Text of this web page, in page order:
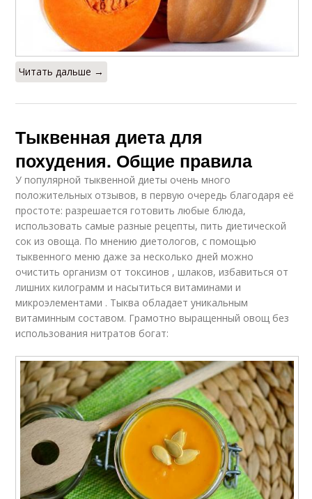
Читать дальше →
Тыквенная диета для
похудения. Общие правила
У популярной тыквенной диеты очень много
положительных отзывов, в первую очередь благодаря её
простоте: разрешается готовить любые блюда,
использовать самые разные рецепты, пить диетической
сок из овоща. По мнению диетологов, с помощью
тыквенного меню даже за несколько дней можно
очистить организм от токсинов , шлаков, избавиться от
лишних килограмм и насытиться витаминами и
микроэлементами . Тыква обладает уникальным
витаминным составом. Грамотно выращенный овощ без
использования нитратов богат: